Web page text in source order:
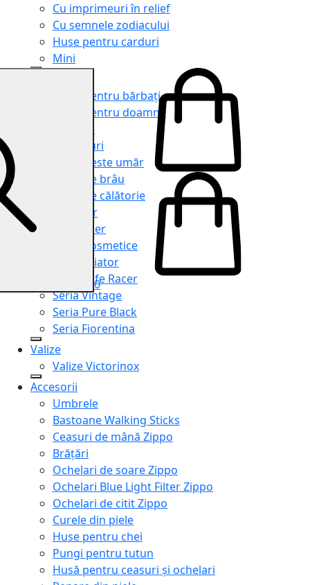
Cu imprimeuri în relief
Cu semnele zodiacului
Huse pentru carduri
Mini
Genți pentru bărbați
Genți pentru doamne
Serviete
Rucsacuri
Genți peste umăr
Genți de brâu
Genți de călătorie
Shopper
Organiser
Truse cosmetice
Seria Aviator
Seria Cafe Racer
Seria Vintage
Seria Pure Black
Seria Fiorentina
Valize
Valize Victorinox
Accesorii
Umbrele
Bastoane Walking Sticks
Ceasuri de mână Zippo
Brățări
Ochelari de soare Zippo
Ochelari Blue Light Filter Zippo
Ochelari de citit Zippo
Curele din piele
Huse pentru chei
Pungi pentru tutun
Husă pentru ceasuri și ochelari
0